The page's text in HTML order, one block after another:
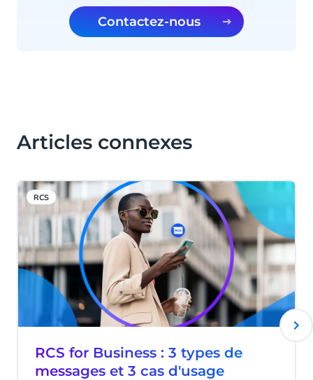
Contactez-nous
Articles connexes
RCS
RCS for Business : 3 types de
messages et 3 cas d'usage